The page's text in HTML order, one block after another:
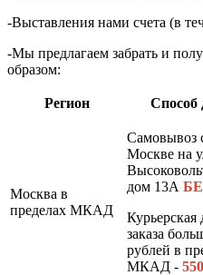
-Выставления нами счета (в
-Мы предлагаем забрать и
образом:
Регион Способ
Москва в
пределах МКАД
Самовывоз
Москве на
дом 13А
Курьерская
заказа
рублей в
МКАД -